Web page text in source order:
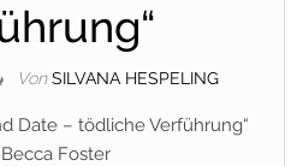
Von SILVANA HESPELING
Date – tödliche Verführung“
Foster